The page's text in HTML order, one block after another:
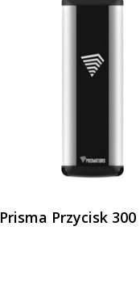
Prisma Przycisk 300